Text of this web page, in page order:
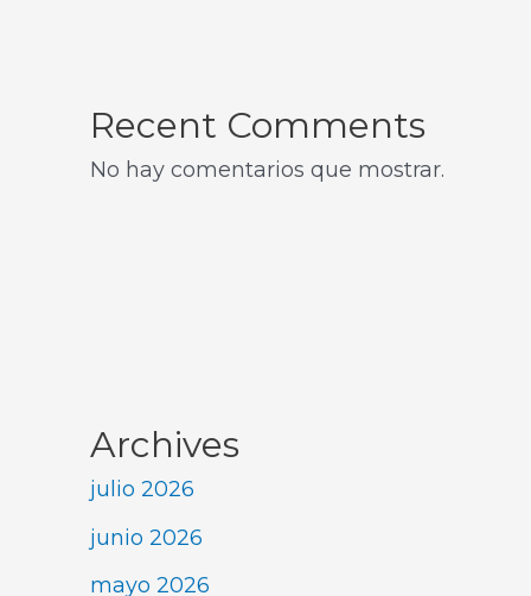
Recent Comments
No hay comentarios que mostrar.
Archives
julio 2026
junio 2026
mayo 2026